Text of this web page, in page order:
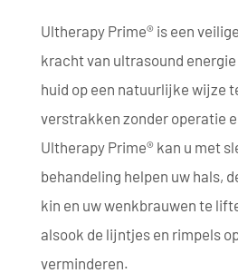
Ultherapy Prime® is een
kracht van ultrasound
huid op een natuurlijke wijze
verstrakken zonder operatie
Ultherapy Prime® kan u met
behandeling helpen uw hals,
kin en uw wenkbrauwen te
alsook de lijntjes en rimpels
verminderen.